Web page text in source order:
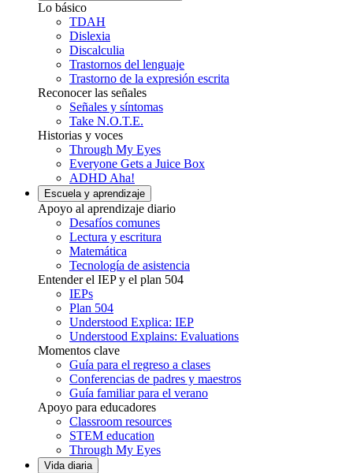
Lo básico
TDAH
Dislexia
Discalculia
Trastornos del lenguaje
Trastorno de la expresión escrita
Reconocer las señales
Señales y síntomas
Take N.O.T.E.
Historias y voces
Through My Eyes
Everyone Gets a Juice Box
ADHD Aha!
Escuela y aprendizaje
Apoyo al aprendizaje diario
Desafíos comunes
Lectura y escritura
Matemática
Tecnología de asistencia
Entender el IEP y el plan 504
IEPs
Plan 504
Understood Explica: IEP
Understood Explains: Evaluations
Momentos clave
Guía para el regreso a clases
Conferencias de padres y maestros
Guía familiar para el verano
Apoyo para educadores
Classroom resources
STEM education
Through My Eyes
Vida diaria